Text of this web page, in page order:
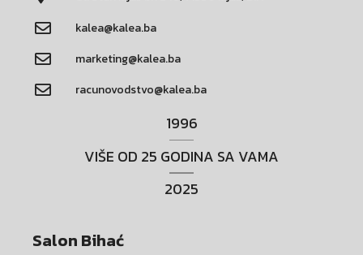
kalea@kalea.ba
marketing@kalea.ba
racunovodstvo@kalea.ba
1996
VIŠE OD 25 GODINA SA VAMA
2025
Salon Bihać